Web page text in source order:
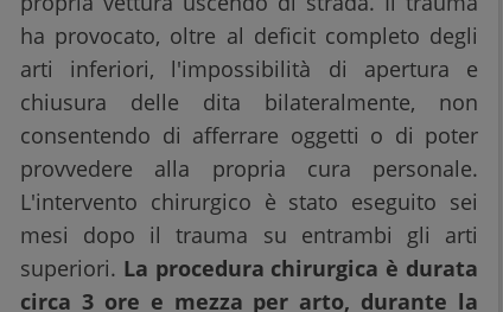
ha provocato, oltre al deficit completo degli
arti inferiori, l'impossibilità di apertura e
chiusura delle dita bilateralmente, non
consentendo di afferrare oggetti o di poter
provvedere alla propria cura personale.
L'intervento chirurgico è stato eseguito sei
mesi dopo il trauma su entrambi gli arti
superiori. La procedura chirurgica è durata
circa 3 ore e mezza per arto, durante la